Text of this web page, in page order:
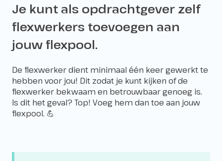
Je kunt als opdrachtgever zelf
flexwerkers toevoegen aan
jouw flexpool.
De flexwerker dient minimaal één keer gewerkt te
hebben voor jou! Dit zodat je kunt kijken of de
flexwerker bekwaam en betrouwbaar genoeg is.
Is dit het geval? Top! Voeg hem dan toe aan jouw
flexpool. 💪